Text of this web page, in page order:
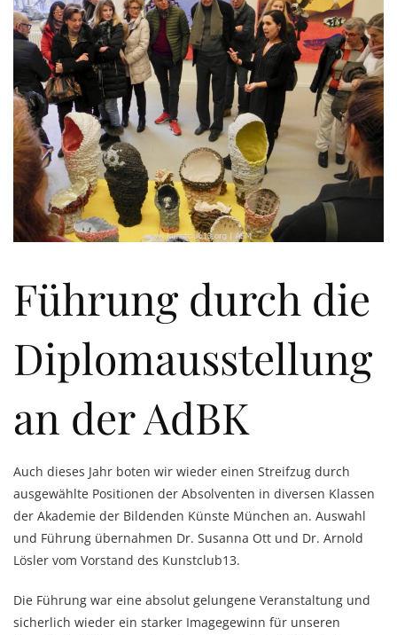
Führung durch die
Diplomausstellung
an der AdBK
Auch dieses Jahr boten wir wieder einen Streifzug durch
ausgewählte Positionen der Absolventen in diversen Klassen
der Akademie der Bildenden Künste München an. Auswahl
und Führung übernahmen Dr. Susanna Ott und Dr. Arnold
Lösler vom Vorstand des Kunstclub13.
Die Führung war eine absolut gelungene Veranstaltung und
sicherlich wieder ein starker Imagegewinn für unseren